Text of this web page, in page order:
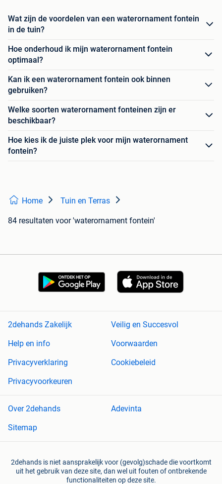
Wat zijn de voordelen van een waterornament fontein
in de tuin?
Hoe onderhoud ik mijn waterornament fontein
optimaal?
Kan ik een waterornament fontein ook binnen
gebruiken?
Welke soorten waterornament fonteinen zijn er
beschikbaar?
Hoe kies ik de juiste plek voor mijn waterornament
fontein?
Home Tuin en Terras
84 resultaten voor 'waterornament fontein'
2dehands Zakelijk
Veilig en Succesvol
Help en info
Voorwaarden
Privacyverklaring
Cookiebeleid
Privacyvoorkeuren
Over 2dehands
Adevinta
Sitemap
2dehands is niet aansprakelijk voor (gevolg)schade die voortkomt
uit het gebruik van deze site, dan wel uit fouten of ontbrekende
functionaliteiten op deze site.